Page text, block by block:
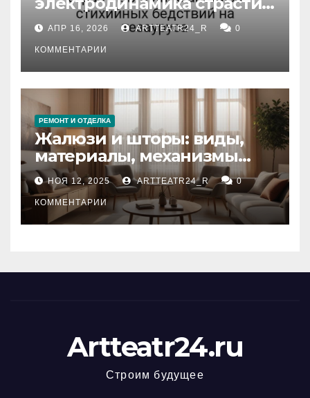
влияние анализа
стихийных бедствий на
тезауруса
АПР 16, 2026 ARTTEATR24_R 0
КОММЕНТАРИИ
РЕМОНТ И ОТДЕЛКА
Жалюзи и шторы: виды,
материалы, механизмы
управления и уход
НОЯ 12, 2025 ARTTEATR24_R 0
КОММЕНТАРИИ
Artteatr24.ru
Строим будущее